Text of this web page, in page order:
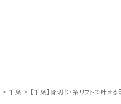
> 千葉 > 【千葉】骨切り・糸リフトで叶